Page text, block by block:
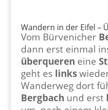
Wandern in der Eifel –
Vom Bürvenicher
dann erst einmal
überqueren eine
geht es links
Wanderweg dort
Bergbach und erst